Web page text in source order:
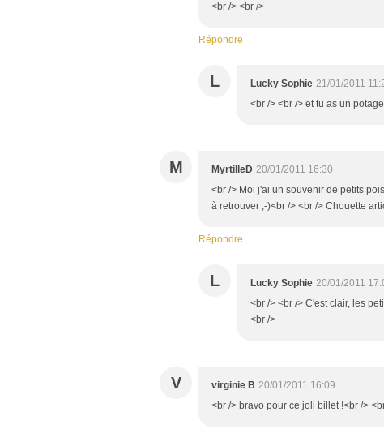
<br /> <br />
Répondre
L Lucky Sophie 21/01/2011
<br /> <br /> et tu as un
M MyrtilleD 20/01/2011 16:30
<br /> Moi j'ai un souvenir de petits
à retrouver ;-)<br /> <br /> Chouette
Répondre
L Lucky Sophie 20/01/2011
<br /> <br /> C'est clair, les
<br />
V virginie B 20/01/2011 16:09
<br /> bravo pour ce joli billet !<br />